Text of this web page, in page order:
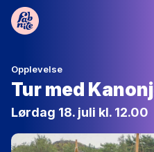
Opplevelse
Tur med
Lørdag 18. juli kl. 12.00